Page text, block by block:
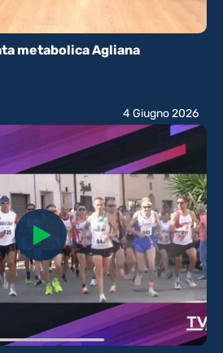
metabolica Agliana
4 Giugno 2026